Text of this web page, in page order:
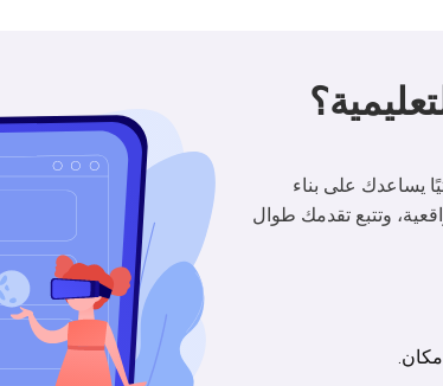
يساعدك على بناء
وتتبع تقدمك طوال